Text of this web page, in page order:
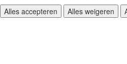
Alles accepteren
Alles weigeren